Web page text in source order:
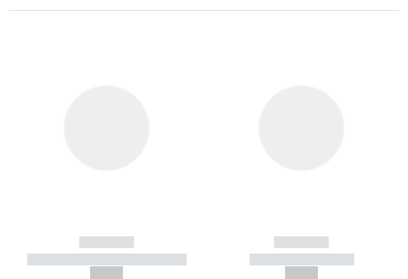
------------
----------- ----------- -----------
------------
----------- -----------